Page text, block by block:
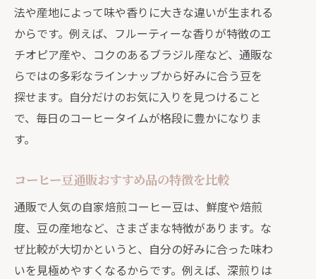
法や産地によって味や香りに大きな違いが生まれる
からです。例えば、フルーティーな香りが特徴のエ
チオピア産や、コクのあるブラジル産など、通販な
らではの多彩なラインナップから好みに合う豆を
探せます。自分だけのお気に入りを見つけること
で、毎日のコーヒータイムが格段に豊かになりま
す。
コーヒー豆通販おすすめ品の特徴を比較
通販で人気の自家焙煎コーヒー豆は、鮮度や焙煎
度、豆の産地など、さまざまな特徴があります。な
ぜ比較が大切かというと、自分の好みに合った味わ
いを見極めやすくなるからです。例えば、深煎りは